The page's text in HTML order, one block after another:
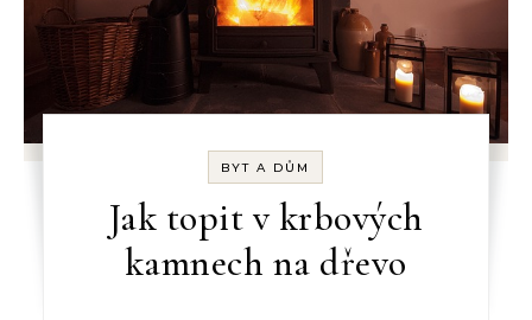
BYT A DŮM
Jak topit v krbových
kamnech na dřevo